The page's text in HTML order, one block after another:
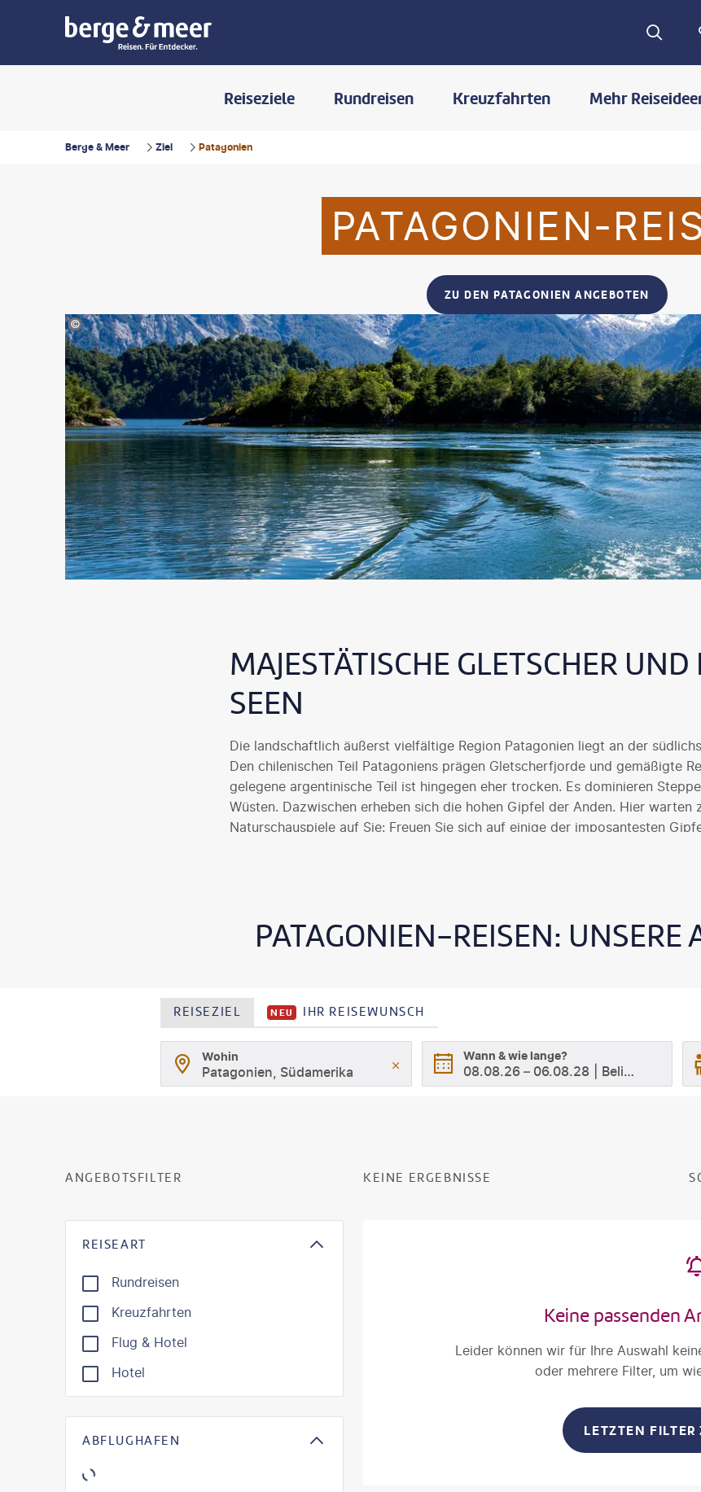
Reiseziele Rundreisen Kreuzfahrten Mehr
Berge & Meer Ziel Patagonien
PATAGONIEN-
ZU DEN PATAGONIEN ANGEBOTEN
©ad_foto-gty
MAJESTÄTISCHE GLETSCHER
SEEN
Die landschaftlich äußerst vielfältige Region Patagonien liegt an der
Den chilenischen Teil Patagoniens prägen Gletscherfjorde und gemäßigte
gelegene argentinische Teil ist hingegen eher trocken. Es dominieren
Wüsten. Dazwischen erheben sich die hohen Gipfel der Anden. Hier warten
Naturschauspiele auf Sie: Freuen Sie sich auf einige der imposantesten
PATAGONIEN-REISEN: UNSERE
REISEZIEL NEU IHR REISEWUNSCH
Wohin
Patagonien, Südamerika
Wann & wie lange?
08.08.26– 06.08.28 Beliebig
ANGEBOTSFILTER
REISEART
Rundreisen
Kreuzfahrten
Flug & Hotel
Hotel
ABFLUGHAFEN
KEINE ERGEBNISSE
Keine passenden
Leider können wir für Ihre Auswahl
oder mehrere Filter, um
LETZTEN FILTER